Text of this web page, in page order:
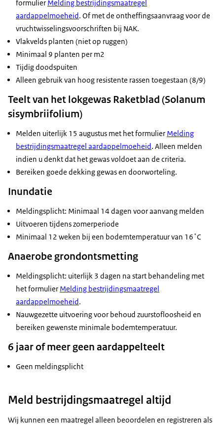
formulier Melding bestrijdingsmaatregel
aardappelmoeheid. Of met de ontheffingsaanvraag voor de
vruchtwisselingsvoorschriften bij NAK.
Vlakvelds planten (niet op ruggen)
Minimaal 9 planten per m2
Tijdig doodspuiten
Alleen gebruik van hoog resistente rassen toegestaan (8/9)
Teelt van het lokgewas Raketblad (Solanum
sisymbriifolium)
Melden uiterlijk 15 augustus met het formulier Melding
bestrijdingsmaatregel aardappelmoeheid. Alleen melden
indien u denkt dat het gewas voldoet aan de criteria.
Bereiken goede dekking gewas en doorworteling.
Inundatie
Meldingsplicht: Minimaal 14 dagen voor aanvang melden
Uitvoeren tijdens zomerperiode
Minimaal 12 weken bij een bodemtemperatuur van 16˚C
Anaerobe grondontsmetting
Meldingsplicht: uiterlijk 3 dagen na start behandeling met
het formulier Melding bestrijdingsmaatregel
aardappelmoeheid.
Nauwgezette uitvoering voor behoud zuurstofloosheid en
bereiken gewenste minimale bodemtemperatuur.
6 jaar of meer geen aardappelteelt
Geen meldingsplicht
Meld bestrijdingsmaatregel altijd
Wij kunnen een maatregel alleen beoordelen en registreren als